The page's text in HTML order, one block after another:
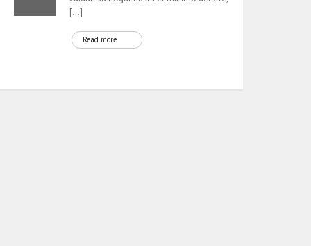
[…]
Read more